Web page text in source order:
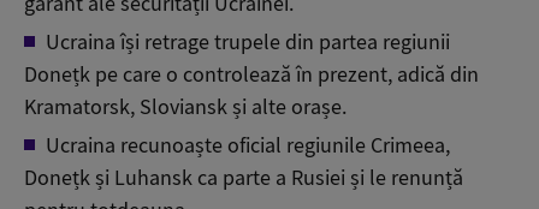
Ucraina își retrage trupele din partea regiunii
Donețk pe care o controlează în prezent, adică din
Kramatorsk, Sloviansk și alte orașe.
Ucraina recunoaște oficial regiunile Crimeea,
Donețk și Luhansk ca parte a Rusiei și le renunță